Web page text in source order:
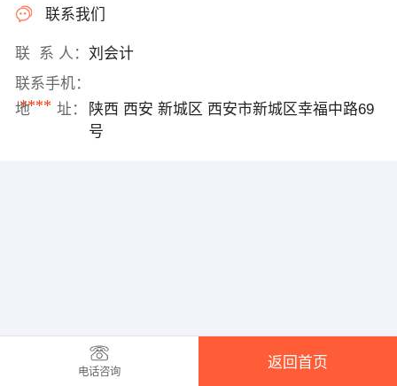
联系我们
联 系 人： 刘会计
联系手机：
****
地 址：
陕西 西安 新城区 西安市新城区幸福中路69
号
电话咨询
返回首页